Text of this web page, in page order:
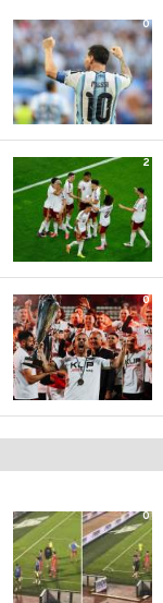
0
2
0
0